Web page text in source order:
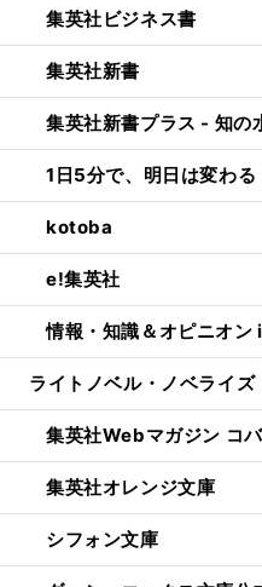
集英社ビジネス書
集英社新書
集英社新書プラス - 知の
1日5分で、明日は変わ
kotoba
e!集英社
情報・知識＆オピニオ
ライトノベル・ノベライズ
集英社Webマガジン コ
集英社オレンジ文庫
シフォン文庫